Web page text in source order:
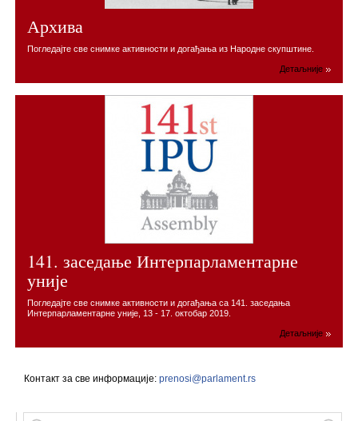
Архива
Погледајте све снимке активности и догађања из Народне скупштине.
Детаљније
141. заседање Интерпарламентарне
уније
Погледајте све снимке активности и догађања са 141. заседања
Интерпарламентарне уније, 13 - 17. октобар 2019.
Детаљније
Контакт за све информације: prenosi@parlament.rs